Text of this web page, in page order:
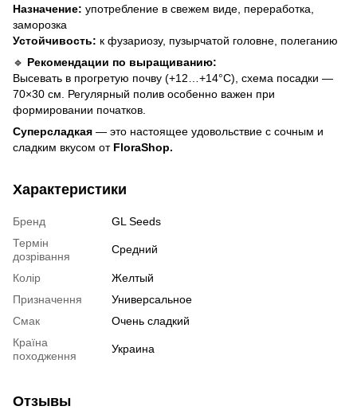
Назначение: употребление в свежем виде, переработка,
заморозка
Устойчивость: к фузариозу, пузырчатой головне, полеганию
🔹 Рекомендации по выращиванию:
Высевать в прогретую почву (+12…+14°C), схема посадки —
70×30 см. Регулярный полив особенно важен при
формировании початков.
Суперсладкая — это настоящее удовольствие с сочным и
сладким вкусом от FloraShop.
Характеристики
Бренд
GL Seeds
Термін
дозрівання
Средний
Колір
Желтый
Призначення
Универсальное
Смак
Очень сладкий
Країна
походження
Украина
Отзывы